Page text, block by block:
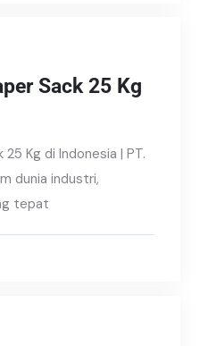
Sack 25 Kg
Kg di Indonesia | PT.
dunia industri,
tepat